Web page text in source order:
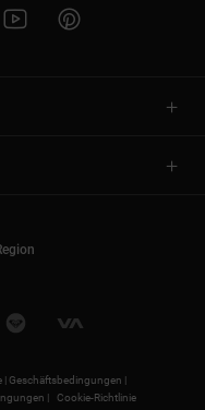
|Geschäftsbedingungen |
|
Cookie-Richtlinie